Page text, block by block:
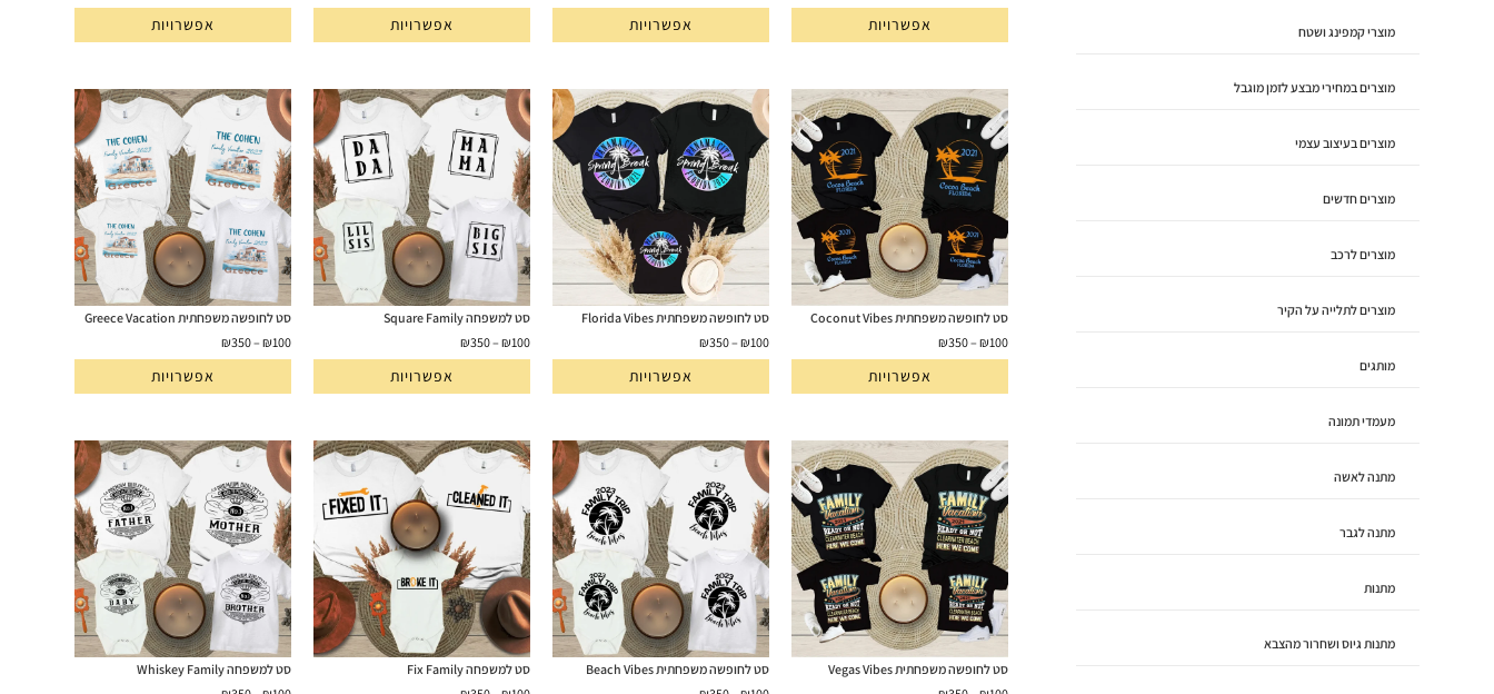
אפשרויות אפשרויות אפשרויות אפשרויות
סט לחופשה משפחתית Coconut Vibes
₪100
–
₪350
אפשרויות
סט לחופשה משפחתית Florida Vibes
₪100
–
₪350
אפשרויות
סט למשפחה Square Family
₪100
–
₪350
אפשרויות
סט לחופשה משפחתית Greece Vacation
₪100
–
₪350
אפשרויות
סט לחופשה משפחתית Vegas Vibes
סט לחופשה משפחתית Beach Vibes
סט למשפחה Fix Family
סט למשפחה Whiskey Family
מוצרי קמפינג ושטח
מוצרים במחירי מבצע לזמן מוגבל
מוצרים בעיצוב עצמי
מוצרים חדשים
מוצרים לרכב
מוצרים לתלייה על הקיר
מותגים
מעמדי תמונה
מתנה לאשה
מתנה לגבר
מתנות
מתנות גיוס ושחרור מהצבא